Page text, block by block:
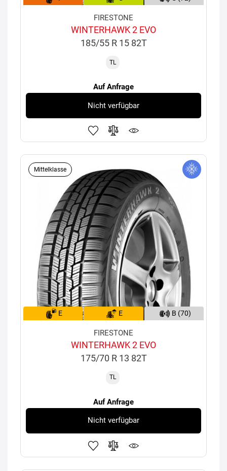
FIRESTONE
WINTERHAWK 2 EVO
185/55 R 15 82T
TL
Auf Anfrage
Nicht verfügbar
Mittelklasse
E E B (70)
FIRESTONE
WINTERHAWK 2 EVO
175/70 R 13 82T
TL
Auf Anfrage
Nicht verfügbar